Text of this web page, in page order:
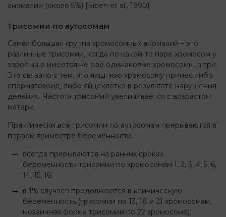
аномалии (около 5%) [Eiben et al., 1990]
Трисомии по аутосомам
Самая большая группа хромосомных аномалий – это
различные трисомии, когда по какой-то паре хромосом у
зародыша имеется не две одинаковые хромосомы, а три.
Это связано с тем, что лишнюю хромосому принес либо
сперматозоид, либо яйцеклетка в результате нарушения
деления. Частота трисомий увеличивается с возрастом
матери.
Практически все трисомии по аутосомам прерываются в
первом триместре беременности.
всегда прерываются на ранних сроках
беременности трисомии по хромосомам 1, 2, 3, 4, 5, 6,
14, 15, 16;
в 1% случаев продолжаются в клиническую
беременность (трисомии по 13, 18 и 21 хромосомам,
мозаичная форма трисомии по 22 хромосоме);